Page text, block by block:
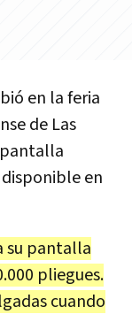
en la feria
de Las
en
su pantalla
pliegues.
cuando